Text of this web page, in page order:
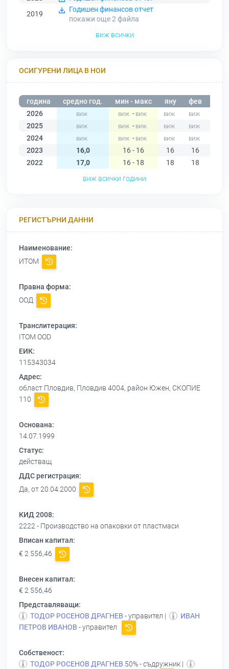
2019
Годишен финансов отчет
покажи още 2файла
виж всички
ОСИГУРЕНИ ЛИЦА В НОИ
година средно год. мин - макс яну фев
2026
-
2025
-
2024
-
2023
16,0 16 - 16 16 16
2022
17,0 16 - 18 18 18
виж всички години
РЕГИСТЪРНИ ДАННИ
Наименование:
ИТОМ
Правна форма:
ООД
Транслитерация:
ITOM OOD
ЕИК:
115343034
Адрес:
област Пловдив, Пловдив 4004, район Южен, СКОПИЕ
110
Основана:
14.07.1999
Статус:
действащ
ДДС регистрация:
Да, от 20.04.2000
КИД 2008:
2222 - Производство на опаковки от пластмаси
Вписан капитал:
€ 2 556,46
Внесен капитал:
€ 2 556,46
Представляващи:
ТОДОР РОСЕНОВ ДРАГНЕВ - управител |
ИВАН
ПЕТРОВ ИВАНОВ - управител
Собственост:
ТОДОР РОСЕНОВ ДРАГНЕВ 50% - съдружник |